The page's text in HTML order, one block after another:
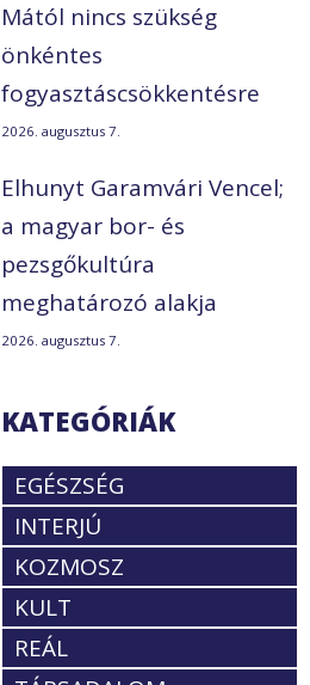
Mától nincs szükség
önkéntes
fogyasztáscsökkentésre
2026. augusztus 7.
Elhunyt Garamvári Vencel;
a magyar bor- és
pezsgőkultúra
meghatározó alakja
2026. augusztus 7.
KATEGÓRIÁK
EGÉSZSÉG
INTERJÚ
KOZMOSZ
KULT
REÁL